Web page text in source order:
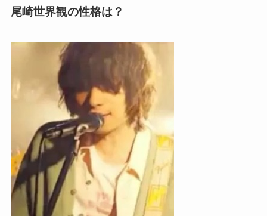
尾崎世界観の性格は？